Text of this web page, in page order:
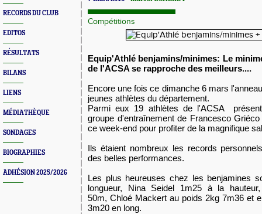
RECORDS DU CLUB
EDITOS
RÉSULTATS
BILANS
LIENS
MÉDIATHÈQUE
SONDAGES
BIOGRAPHIES
ADHÉSION 2025/2026
Compétitions
Equip'Athlé benjamins/minimes: Le
de l'ACSA se rapproche des meilleurs....
Encore une fois ce dimanche 6 mars
jeunes athlètes du département.
Parmi eux 19 athlètes de l'ACSA
groupe d'entraînement de Francesco
ce week-end pour profiter de la magnifique
Ils étaient nombreux les records
des belles performances.
Les plus heureuses chez les benjamines
longueur, Nina Seidel 1m25 à la
50m, Chloé Mackert au poids 2kg 7m36 et
3m20 en long.